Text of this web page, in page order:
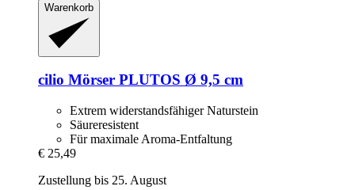
Warenkorb
cilio Mörser PLUTOS Ø 9,5 cm
Extrem widerstandsfähiger Naturstein
Säureresistent
Für maximale Aroma-Entfaltung
€ 25,49
Zustellung bis 25. August